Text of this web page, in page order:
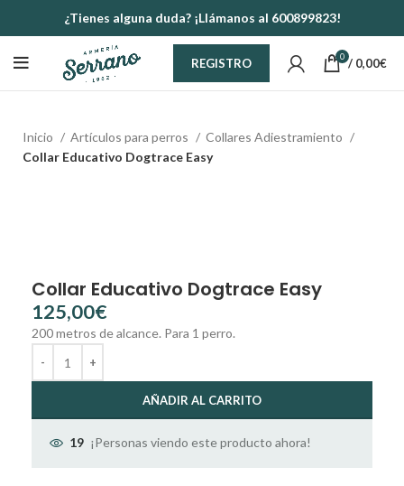
¿Tienes alguna duda? ¡Llámanos al 600899823!
REGISTRO 0 / 0,00€
Inicio Artículos para perros
Collares Adiestramiento
Collar Educativo Dogtrace Easy
Collar Educativo Dogtrace Easy
€
200 metros de alcance. Para 1 perro.
AÑADIR AL CARRITO
19 ¡Personas viendo este producto ahora!